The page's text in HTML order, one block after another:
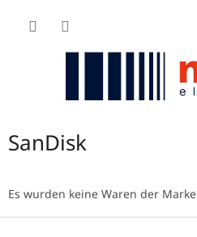
Inhalt
SanDisk
Es wurden keine Waren der Marke
F